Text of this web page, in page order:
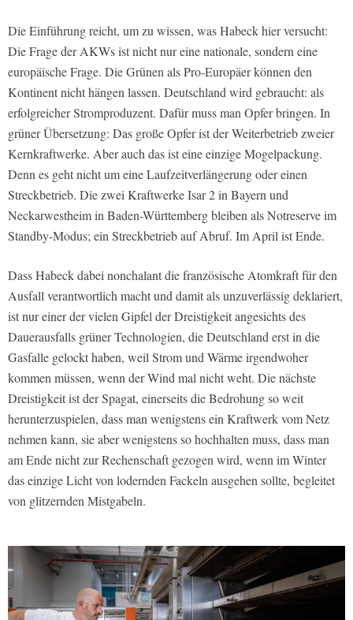
Die Einführung reicht, um zu wissen, was Habeck hier versucht:
Die Frage der AKWs ist nicht nur eine nationale, sondern eine
europäische Frage. Die Grünen als Pro-Europäer können den
Kontinent nicht hängen lassen. Deutschland wird gebraucht: als
erfolgreicher Stromproduzent. Dafür muss man Opfer bringen. In
grüner Übersetzung: Das große Opfer ist der Weiterbetrieb zweier
Kernkraftwerke. Aber auch das ist eine einzige Mogelpackung.
Denn es geht nicht um eine Laufzeitverlängerung oder einen
Streckbetrieb. Die zwei Kraftwerke Isar 2 in Bayern und
Neckarwestheim in Baden-Württemberg bleiben als Notreserve im
Standby-Modus; ein Streckbetrieb auf Abruf. Im April ist Ende.
Dass Habeck dabei nonchalant die französische Atomkraft für den
Ausfall verantwortlich macht und damit als unzuverlässig deklariert,
ist nur einer der vielen Gipfel der Dreistigkeit angesichts des
Dauerausfalls grüner Technologien, die Deutschland erst in die
Gasfalle gelockt haben, weil Strom und Wärme irgendwoher
kommen müssen, wenn der Wind mal nicht weht. Die nächste
Dreistigkeit ist der Spagat, einerseits die Bedrohung so weit
herunterzuspielen, dass man wenigstens ein Kraftwerk vom Netz
nehmen kann, sie aber wenigstens so hochhalten muss, dass man
am Ende nicht zur Rechenschaft gezogen wird, wenn im Winter
das einzige Licht von lodernden Fackeln ausgehen sollte, begleitet
von glitzernden Mistgabeln.